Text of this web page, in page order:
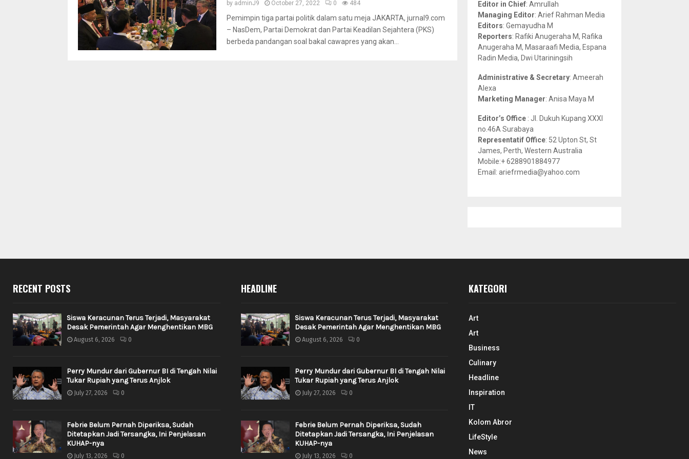
by adminJ9 October 27, 2022 0 484
Pemimpin tiga partai politik dalam satu meja JAKARTA, jurnal9.com
– NasDem, Partai Demokrat dan Partai Keadilan Sejahtera (PKS)
berbeda pandangan soal bakal cawapres yang akan...
r
:
R
H
Editor in Chief: Amrullah
Managing Editor: Arief Rahman Media
Editors: Gemayudha M
Reporters: Rafiki Anugeraha M, Rafika
Anugeraha M, Masaraafi Media, Espana
Radin Media, Dwi Utariningsih
Administrative & Secretary: Ameerah
Alexa
Marketing Manager: Anisa Maya M
Editor’s Office : Jl. Dukuh Kupang XXXI
no.46A Surabaya
Representatif Office: 52 Upton St, St
James, Perth, Western Australia
Mobile:+ 6288901884977
Email: ariefrmedia@yahoo.com
RECENT POSTS
Siswa Keracunan Terus Terjadi, Masyarakat
Desak Pemerintah Agar Menghentikan MBG
August 6, 2026 0
Perry Mundur dari Gubernur BI di Tengah Nilai
Tukar Rupiah yang Terus Anjlok
July 27, 2026 0
Febrie Belum Pernah Diperiksa, Sudah
Ditetapkan Jadi Tersangka, Ini Penjelasan
KUHAP-nya
July 13, 2026 0
HEADLINE
Siswa Keracunan Terus Terjadi, Masyarakat
Desak Pemerintah Agar Menghentikan MBG
August 6, 2026 0
Perry Mundur dari Gubernur BI di Tengah Nilai
Tukar Rupiah yang Terus Anjlok
July 27, 2026 0
Febrie Belum Pernah Diperiksa, Sudah
Ditetapkan Jadi Tersangka, Ini Penjelasan
KUHAP-nya
July 13, 2026 0
KATEGORI
Art
Art
Business
Culinary
Headline
Inspiration
IT
Kolom Abror
LifeStyle
News